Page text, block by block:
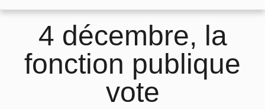
4 décembre, la
fonction publique
vote